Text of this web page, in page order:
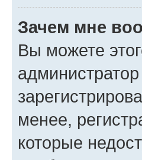
Зачем мне
Вы можете
менее,
которые